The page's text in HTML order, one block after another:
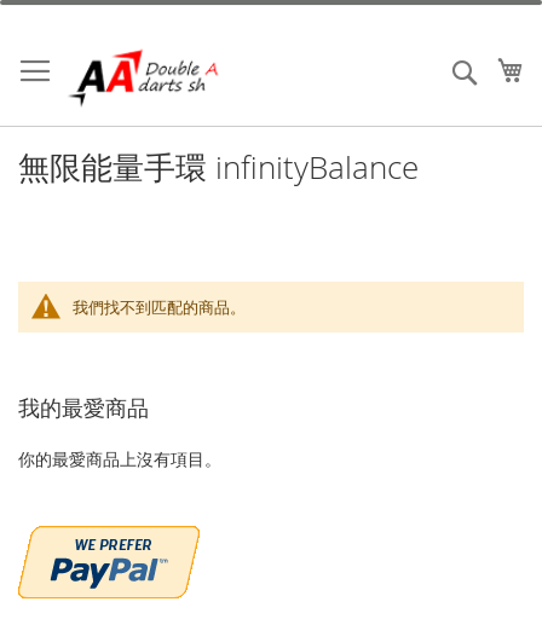
跳
內
容
搜索
無限能量手環 infinityBalance
我們找不到匹配的商品。
我的最愛商品
你的最愛商品上沒有項目。